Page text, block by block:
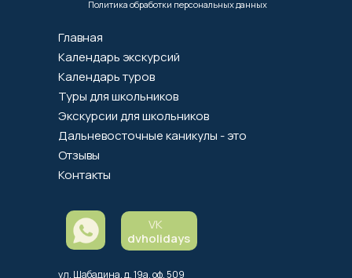
ул. Шабадина, д. 19а, оф. 509
Политика обработки персональных данных
VK
dvholidays
Экскурсии для школьников
Главная
Календарь экскурсий
Календарь туров
Туры для школьников
Контакты
Отзывы
Дальневосточные каникулы - это